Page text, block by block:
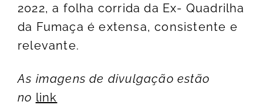
2022, a folha corrida da Ex- Quadrilha
da Fumaça é extensa, consistente e
relevante.
As imagens de divulgação estão
no link